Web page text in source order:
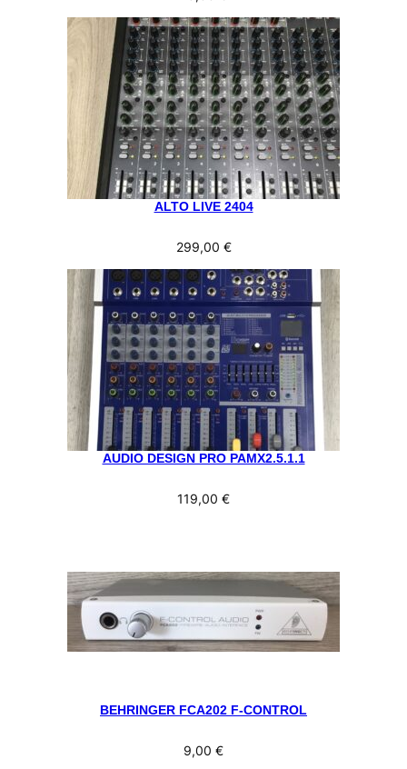
ALTO LIVE 2404
299,00 €
AUDIO DESIGN PRO PAMX2.5.1.1
119,00 €
BEHRINGER FCA202 F-CONTROL
9,00 €